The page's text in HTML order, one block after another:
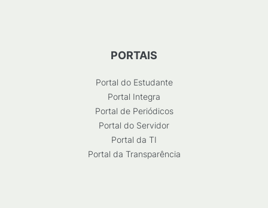
PORTAIS
Portal do Estudante
Portal Integra
Portal de Periódicos
Portal do Servidor
Portal da TI
Portal da Transparência